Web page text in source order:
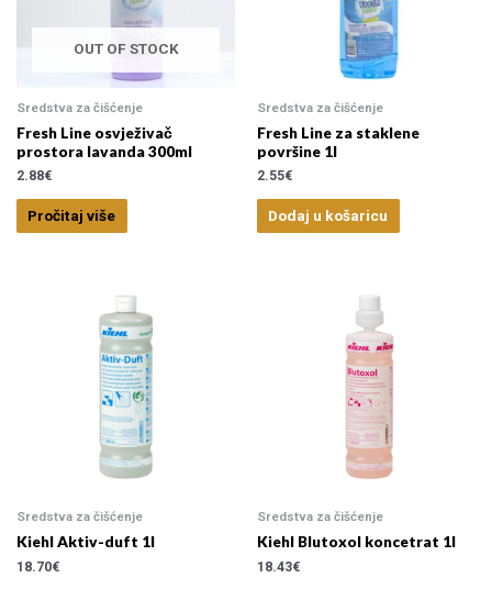
OUT OF STOCK
Sredstva za čišćenje
Fresh Line osvježivač
prostora lavanda 300ml
2.88€
Pročitaj više
Sredstva za čišćenje
Fresh Line za staklene
površine 1l
2.55€
Dodaj u košaricu
Sredstva za čišćenje
Kiehl Aktiv-duft 1l
18.70€
Sredstva za čišćenje
Kiehl Blutoxol koncetrat 1l
18.43€